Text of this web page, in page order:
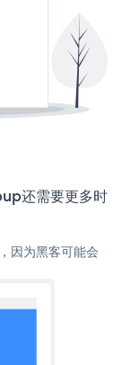
还需要更多时
因为黑客可能会